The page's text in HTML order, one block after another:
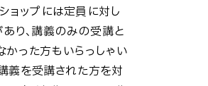
ョップには定員に対し
り、講義のみの受講と
った方もいらっしゃい
義を受講された方を対